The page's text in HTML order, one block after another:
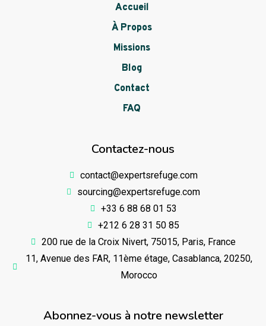
Accueil
À Propos
Missions
Blog
Contact
FAQ
Contactez-nous
contact@expertsrefuge.com
sourcing@expertsrefuge.com
+33 6 88 68 01 53
+212 6 28 31 50 85
200 rue de la Croix Nivert, 75015, Paris, France
11, Avenue des FAR, 11ème étage, Casablanca, 20250,
Morocco
Abonnez-vous à notre newsletter